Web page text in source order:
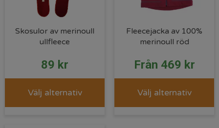
Skosulor av merinoull
ullfleece
89 kr
Välj alternativ
Fleecejacka av 100%
merinoull röd
Från 469 kr
Välj alternativ